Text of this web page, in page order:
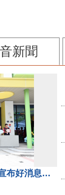
新聞
創公設民營